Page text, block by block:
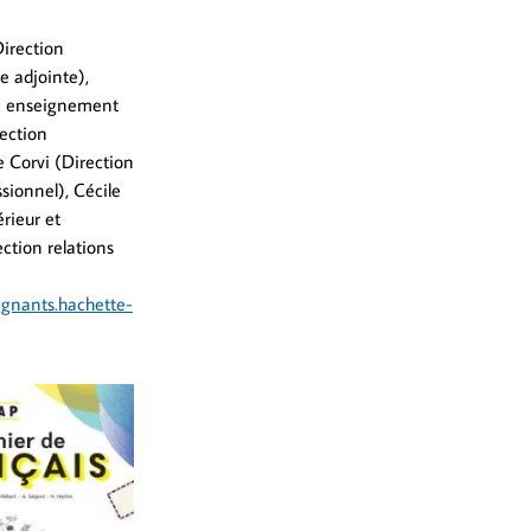
adjointe),
enseignement
Corvi (Direction
Cécile
et
relations